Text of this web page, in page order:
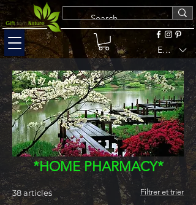
EUR (€)
*HOME PHARMACY*
38 articles Filtrer et trier